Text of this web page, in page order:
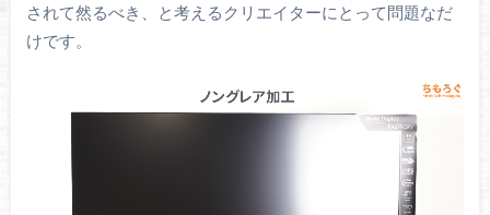
されて然るべき、と考えるクリエイターにとって問題なだ
けです。